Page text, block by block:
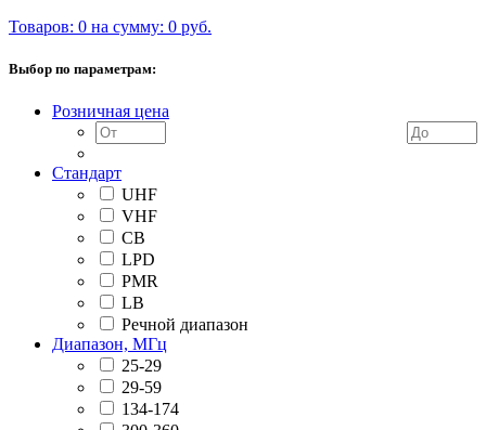
Товаров: 0 на сумму: 0 руб.
Выбор по параметрам:
Розничная цена
Стандарт
UHF
VHF
CB
LPD
PMR
LB
Речной диапазон
Диапазон, МГц
25-29
29-59
134-174